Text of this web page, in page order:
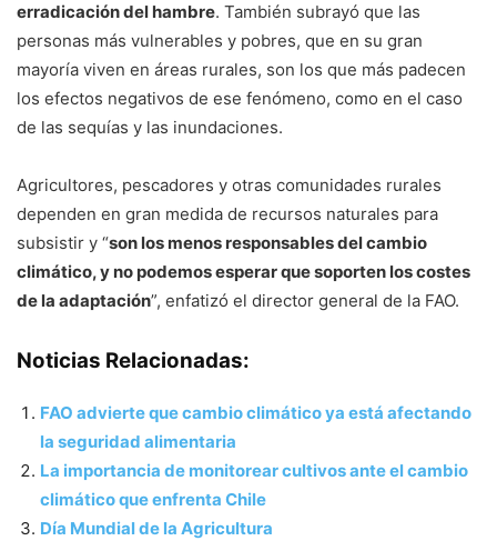
erradicación del hambre. También subrayó que las
personas más vulnerables y pobres, que en su gran
mayoría viven en áreas rurales, son los que más padecen
los efectos negativos de ese fenómeno, como en el caso
de las sequías y las inundaciones.
Agricultores, pescadores y otras comunidades rurales
dependen en gran medida de recursos naturales para
subsistir y “son los menos responsables del cambio
climático, y no podemos esperar que soporten los costes
de la adaptación”, enfatizó el director general de la FAO.
Noticias Relacionadas:
FAO advierte que cambio climático ya está afectando
la seguridad alimentaria
La importancia de monitorear cultivos ante el cambio
climático que enfrenta Chile
Día Mundial de la Agricultura